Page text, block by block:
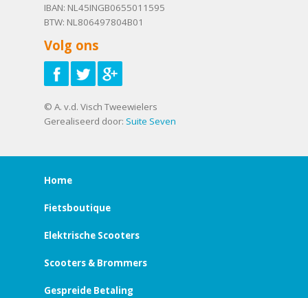
IBAN: NL45INGB0655011595
BTW: NL806497804B01
Volg ons
© A. v.d. Visch Tweewielers
Gerealiseerd door: Suite Seven
Home
Fietsboutique
Elektrische Scooters
Scooters & Brommers
Gespreide Betaling